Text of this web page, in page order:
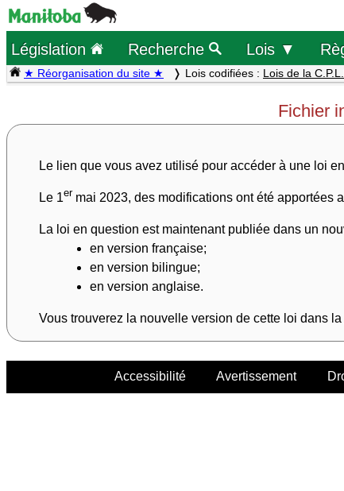
Législation Recherche Lois ▼
★ Réorganisation du site ★ Lois codifiées : Lois de la
Fichier
Le lien que vous avez utilisé pour accéder à une loi
Le 1er mai 2023, des modifications ont été apportées
La loi en question est maintenant publiée dans un
en version française;
en version bilingue;
en version anglaise.
Vous trouverez la nouvelle version de cette loi dans la
Accessibilité Avertissement